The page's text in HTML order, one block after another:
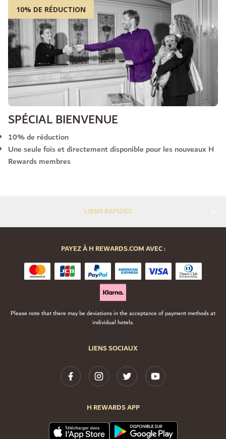
10% DE RÉDUCTION
SPÉCIAL BIENVENUE
10% de réduction
Une seule fois et directement disponible pour les nouveaux H
Rewards membres
LIENS RAPIDES
LIENS SOCIAUX
H REWARDS APP
PAYEZ À H REWARDS.COM AVEC :
Please note that there may be deviations in the acceptance of payment methods at
individual hotels.